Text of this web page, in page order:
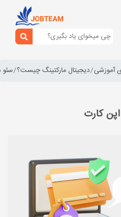
آموزشی دیجیتال مارکتینگ چیست؟
کارت